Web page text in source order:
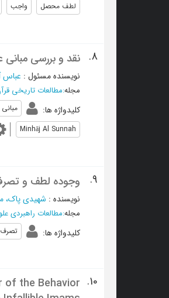
لطف محصل
واجب
8. نقد و بررسی مبانی
نویسنده مسئول : عباس
مجله:مطالعات تاریخی
کلیدواژه ها: مبانی
Minhāj Al Sunnah
9. وجوده لطف و
نویسنده : شهيدي پاك،
مجله:مطالعات راهبردی
کلیدواژه ها: تصرف
10.
of the Behavior